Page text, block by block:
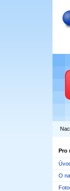
Pro
O